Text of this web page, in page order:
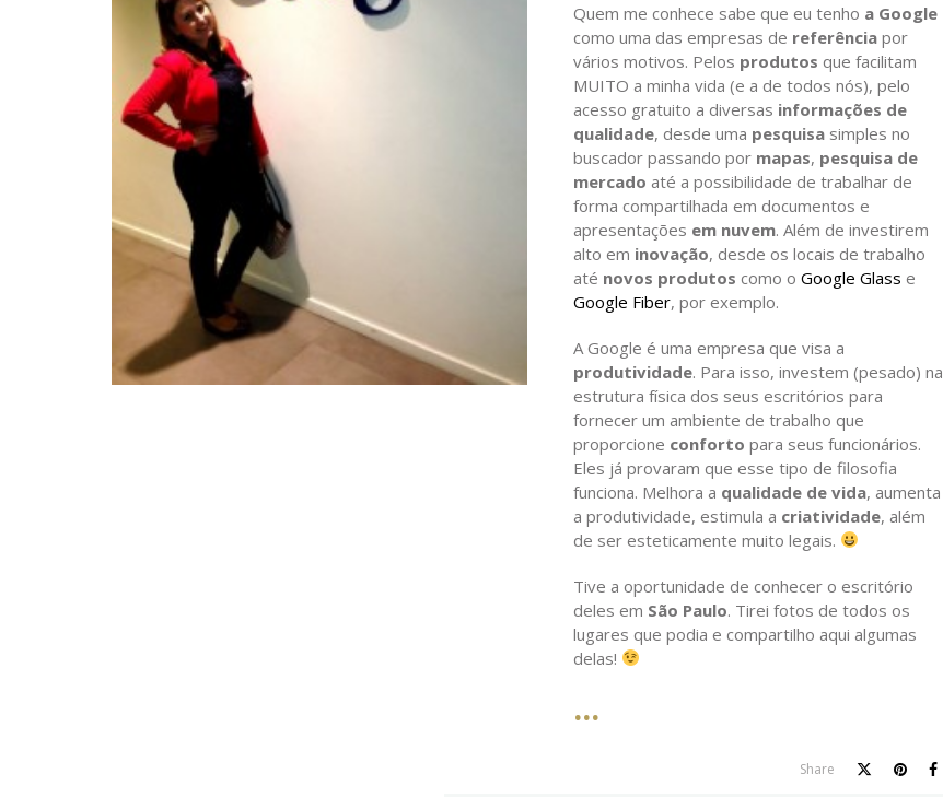
Quem me conhece sabe que eu tenho a Google
como uma das empresas de referênciapor
vários motivos. Pelos produtos que facilitam
MUITO a minha vida (e a de todos nós), pelo
acesso gratuito a diversas informações de
qualidade, desde uma pesquisasimples no
buscador passando por mapas, pesquisa de
mercado até a possibilidade de trabalhar de
forma compartilhada em documentos e
apresentações em nuvem. Além de investirem
alto em inovação, desde os locais de trabalho
até novos produtos como o Google Glass e
Google Fiber, por exemplo.
A Google é uma empresa que visa a
produtividade. Para isso, investem (pesado) na
estrutura física dos seus escritórios para
fornecer um ambiente de trabalho que
proporcione conforto para seus funcionários.
Eles já provaram que esse tipo de filosofia
funciona. Melhora a qualidade de vida, aumenta
a produtividade, estimula a criatividade, além
de ser esteticamente muito legais.
Tive a oportunidade de conhecer o escritório
deles em São Paulo. Tirei fotos de todos os
lugares que podia e compartilho aqui algumas
delas!
Share